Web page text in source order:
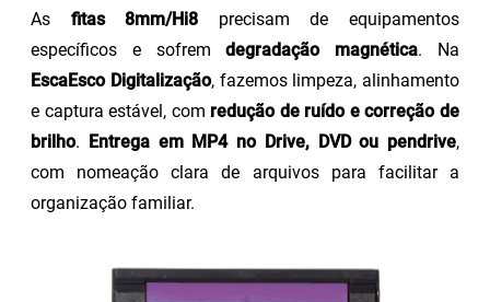
As fitas 8mm/Hi8 precisam de equipamentos
específicos e sofremdegradação magnética. Na
EscaEsco Digitalização, fazemos limpeza, alinhamento
e captura estável, com redução de ruído e correção de
brilho. Entrega em MP4 no Drive, DVD ou pendrive,
com nomeação clara de arquivos para facilitar a
organização familiar.